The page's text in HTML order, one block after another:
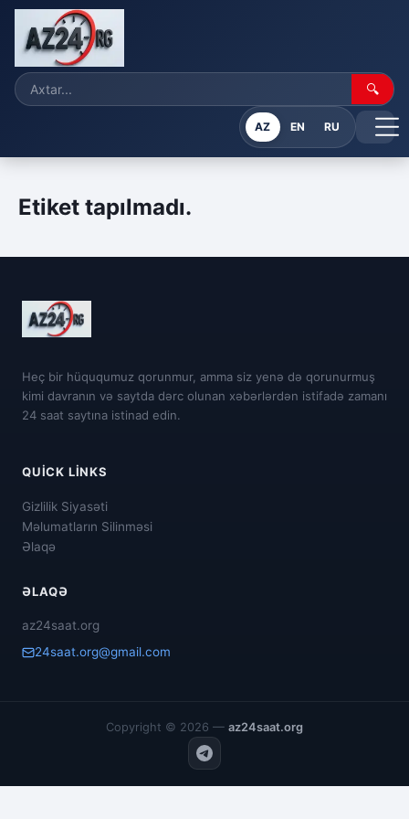
🔍
AZ EN RU
Etiket tapılmadı.
Heç bir hüququmuz qorunmur, amma siz yenə də qorunurmuş
kimi davranın və saytda dərc olunan xəbərlərdən istifadə zamanı
24 saat saytına istinad edin.
QUICK LINKS
Gizlilik Siyasəti
Məlumatların Silinməsi
Əlaqə
ƏLAQƏ
az24saat.org
24saat.org@gmail.com
Copyright © 2026 — az24saat.org